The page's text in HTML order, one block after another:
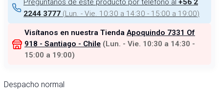
+56 2
2244 3777 (Lun. - Vie. 10:30 a 14:30 - 15:00 a 19:00)
Visítanos en nuestra Tienda Apoquindo 7331 Of
918 - Santiago - Chile (Lun. - Vie. 10:30 a 14:30 -
15:00 a 19:00)
Despacho normal